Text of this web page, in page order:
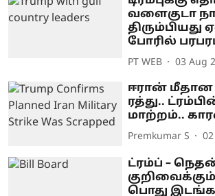
வளைகுடா
திரும்பியது
போரில்
PT WEB 03 Aug
ஈரான் மீதான
ரத்து..
மாற்றம்..
Premkumar S
ட்ரம்ப் –
பொது